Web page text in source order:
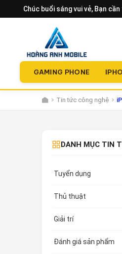
Chúc buổi sáng vui vẻ, Bạn
GAMING PHONE
Tin tức công nghệ
DANH MỤC TIN
Tuyển dụng
Thủ thuật
Giải trí
Đánh giá sản phẩm